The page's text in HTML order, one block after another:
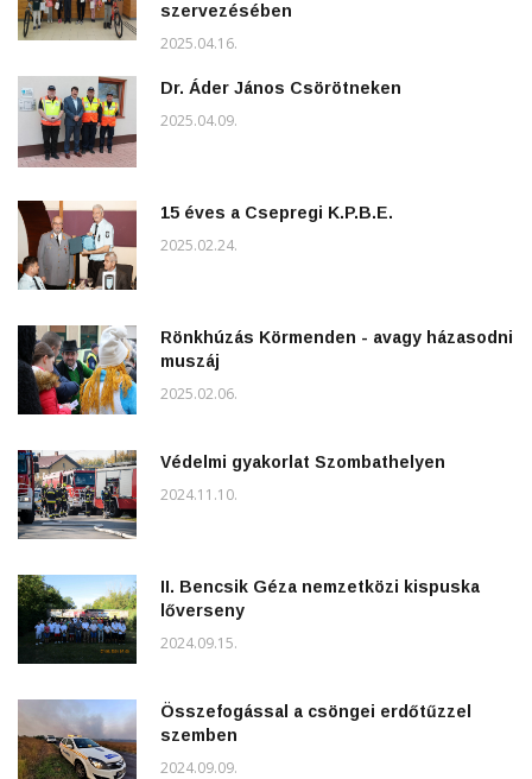
szervezésében
2025.04.16.
Dr. Áder János Csörötneken
2025.04.09.
15 éves a Csepregi K.P.B.E.
2025.02.24.
Rönkhúzás Körmenden - avagy házasodni
muszáj
2025.02.06.
Védelmi gyakorlat Szombathelyen
2024.11.10.
II. Bencsik Géza nemzetközi kispuska
lőverseny
2024.09.15.
Összefogással a csöngei erdőtűzzel
szemben
2024.09.09.